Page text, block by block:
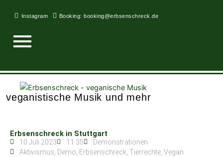
Inhalt
Instagram Booking: booking@erbsenschreck.de
veganistische Musik und mehr
Erbsenschreck in Stuttgart
10.Juli 2023 11:35
Demonstrationen
Aktivismus Demo Erbsenschreck Tierrechte Vegan